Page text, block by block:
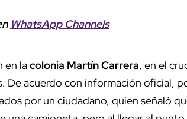
WhatsApp Channels
en lacolonia Martín Carrera, en el
De acuerdo con información oficial,
por un ciudadano, quien señaló